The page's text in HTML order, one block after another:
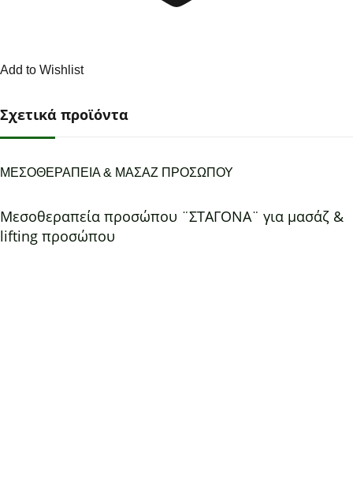
Add to Wishlist
Σχετικά προϊόντα
ΜΕΣΟΘΕΡΑΠΕΙΑ & ΜΑΣΑΖ ΠΡΟΣΩΠΟΥ
Μεσοθεραπεία προσώπου ¨ΣΤΑΓΟΝΑ¨ για μασάζ &
lifting προσώπου